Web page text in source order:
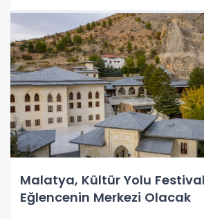
Malatya, Kültür Yolu
Eğlencenin Merkezi Olacak